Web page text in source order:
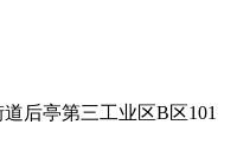
后亭第三工业区B区101